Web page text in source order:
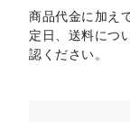
商品代金に加え
定日、送料につ
認ください。